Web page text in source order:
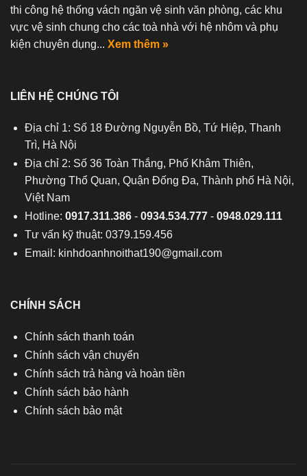
thi công hệ thống vách ngăn vệ sinh văn phòng, các khu
vực vệ sinh chung cho các toà nhà với hệ nhôm và phụ
kiện chuyên dụng... Xem thêm »
LIÊN HỆ CHÚNG TÔI
Địa chỉ 1: Số 18 Đường Nguyễn Bồ, Tứ Hiệp, Thanh
Trì, Hà Nội
Địa chỉ 2: Số 36 Toàn Thắng, Phố Khâm Thiên,
Phường Thổ Quan, Quận Đống Đa, Thành phố Hà Nội,
Việt Nam
Hotline: 0917.311.386- 0934.534.777- 0948.029.111
Tư vấn kỹ thuật: 0379.159.456
Email: kinhdoanhnoithat190@gmail.com
CHÍNH SÁCH
Chính sách thanh toán
Chính sách vận chuyển
Chính sách trả hàng và hoàn tiền
Chính sách bảo hành
Chính sách bảo mật